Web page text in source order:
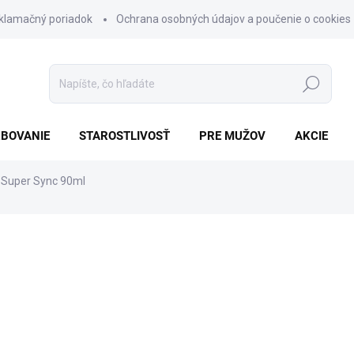
poriadok Ochrana osobných údajov a poučenie o cookies
Hľadať
STAROSTLIVOSŤ PRE MUŽOV AKCIE
Sync 90ml